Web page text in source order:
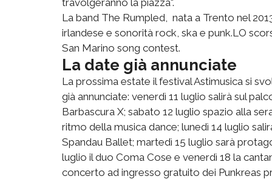
La band The Rumpled, nata a Trento nel
irlandese e sonorità rock, ska e punk.LO
San Marino song contest.
La date già annunciate
La prossima estate il festival Astimusica si
già annunciate: venerdì 11 luglio salirà sul
Barbascura X; sabato 12 luglio spazio alla
ritmo della musica dance; lunedì 14 luglio
Spandau Ballet; martedì 15 luglio sarà
luglio il duo Coma Cose e venerdì 18 la
concerto ad ingresso gratuito dei Punkreas